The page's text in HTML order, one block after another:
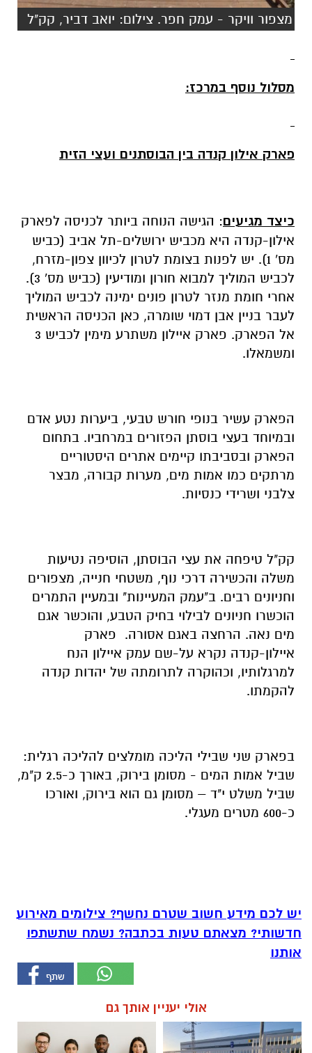
מצפור וויקר - עמק חפר. צילום: יואב דביר, קק"ל
מסלול נוסף במרכז:
פארק אילון קנדה בין הבוסתנים ועצי הזית
כיצד מגיעים: הגישה הנוחה ביותר לכניסה לפארק
אילון-קנדה היא מכביש ירושלים-תל אביב (כביש
מס' 1). יש לפנות בצומת לטרון לכיוון צפון-מזרח,
לכביש המוליך למבוא חורון ומודיעין (כביש מס' 3).
אחרי חומת מנזר לטרון פונים ימינה לכביש המוליך
לעבר בניין אבן דמוי שומרה, כאן הכניסה הראשית
אל הפארק. פארק איילון משתרע מימין לכביש 3
ומשמאלו.
הפארק עשיר בנופי חורש טבעי, ביערות נטע אדם
ובמיוחד בעצי בוסתן הפזורים במרחביו. בתחום
הפארק ובסביבתו קיימים אתרים היסטוריים
מרתקים כמו אמות מים, מערות קבורה, מבצר
צלבני ושרידי כנסיות.
קק"ל טיפחה את עצי הבוסתן, הוסיפה נטיעות
משלה והכשירה דרכי נוף, משטחי חנייה, מצפורים
וחניונים רבים. ב"עמק המעיינות" ובמעיין התמרים
הוכשרו חניונים לבילוי בחיק הטבע, והוכשר אגם
מים נאה. הרחצה באגם אסורה. פארק
איילון-קנדה נקרא על-שם עמק איילון הנח
למרגלותיו, וכהוקרה לתרומתה של יהדות קנדה
להקמתו.
בפארק שני שבילי הליכה מומלצים להליכה רגלית:
שביל אמות המים - מסומן בירוק, באורך כ-2.5 ק"מ,
שביל משלט י"ד – מסומן גם הוא בירוק, ואורכו
כ-600 מטרים מעגלי.
יש לכם מידע חשוב שטרם נחשף? צילומים מאירוע
חדשותי? מצאתם טעות בכתבה? נשמח שתשתפו
אותנו
אולי יעניין אותך גם